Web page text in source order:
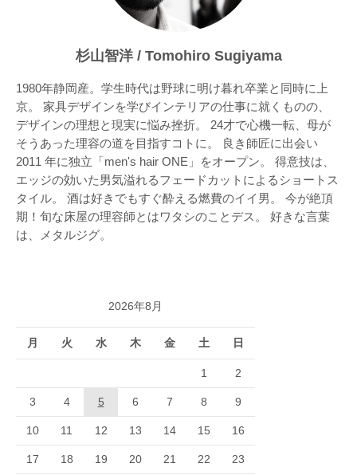
杉山智洋 / Tomohiro Sugiyama
1980年静岡産。学生時代は野球に明け暮れ卒業と同時に上
京。 家具デザインを学びインテリアの仕事に就くものの、
デザインの理想と現実に悩み挫折。 24才で心機一転、母が
そうあった理容の道を目指すコトに。 良き師匠に出会い
2011 年に独立「men's hair ONE」をオープン。 得意技は、
エッジの効いた男気溢れるフェードカットによるショートス
タイル。 酒は好きでもすぐ酔える燃費のイイ男。 今が絶頂
期！旬な床屋の理容師とはワタシのことデス。 好きな言葉
は、メタルジグ。
2026年8月
月 火 水 木 金 土 日
1 2
3 4 5 6 7 8 9
10 11 12 13 14 15 16
17 18 19 20 21 22 23